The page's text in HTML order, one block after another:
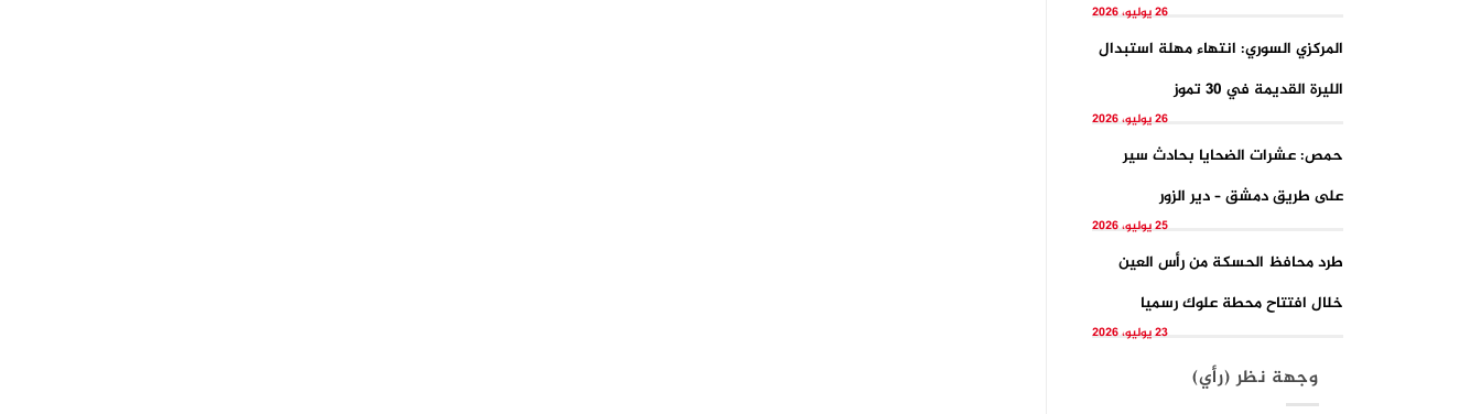
26 يوليو، 2026
المركزي السوري: انتهاء مهلة استبدال
الليرة القديمة في 30 تموز
26 يوليو، 2026
حمص: عشرات الضحايا بحادث سير
على طريق دمشق – دير الزور
25 يوليو، 2026
طرد محافظ الحسكة من رأس العين
خلال افتتاح محطة علوك رسميا
23 يوليو، 2026
وجهة نظر (رأي)